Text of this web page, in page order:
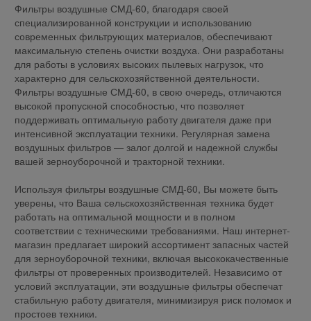
Фильтры воздушные СМД-60, благодаря своей
специализированной конструкции и использованию
современных фильтрующих материалов, обеспечивают
максимальную степень очистки воздуха. Они разработаны
для работы в условиях высоких пылевых нагрузок, что
характерно для сельскохозяйственной деятельности.
Фильтры воздушные СМД-60, в свою очередь, отличаются
высокой пропускной способностью, что позволяет
поддерживать оптимальную работу двигателя даже при
интенсивной эксплуатации техники. Регулярная замена
воздушных фильтров — залог долгой и надежной службы
вашей зерноуборочной и тракторной техники.
Используя фильтры воздушные СМД-60, Вы можете быть
уверены, что Ваша сельскохозяйственная техника будет
работать на оптимальной мощности и в полном
соответствии с техническими требованиями. Наш интернет-
магазин предлагает широкий ассортимент запасных частей
для зерноуборочной техники, включая высококачественные
фильтры от проверенных производителей. Независимо от
условий эксплуатации, эти воздушные фильтры обеспечат
стабильную работу двигателя, минимизируя риск поломок и
простоев техники.